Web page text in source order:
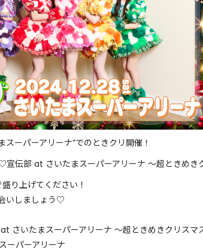
ーパーアリーナ”でのときクリ開催！
伝部 at さいたまスーパーアリーナ 〜超ときめき
り上げてください！
いしましょう♡
さいたまスーパーアリーナ 〜超ときめきクリスマ
ーパーアリーナ